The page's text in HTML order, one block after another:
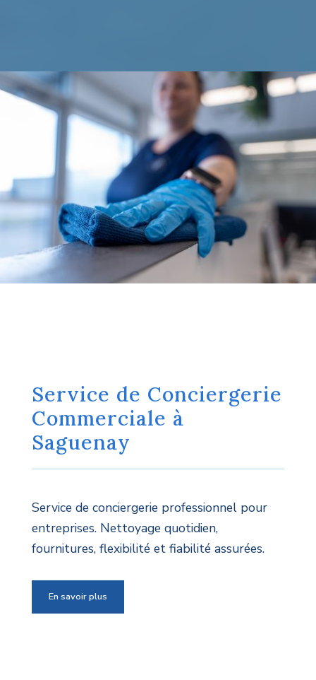
Service de Conciergerie
Commerciale à
Saguenay
Service de conciergerie professionnel pour
entreprises. Nettoyage quotidien,
fournitures, flexibilité et fiabilité assurées.
En savoir plus